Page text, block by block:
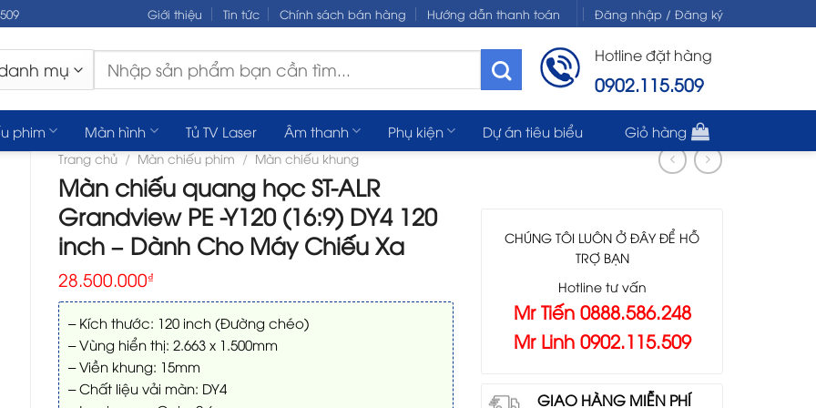
Giới thiệu Tin tức Chính sách bán hàng Hướng dẫn thanh toán Đăng nhập / Đăng ký
Tìm
kiếm:
Hotline đặt hàng
0902.115.509
phim Màn hình Tủ TV Laser Âm thanh Phụ kiện Dự án tiêu biểu Giỏ hàng
Trang chủ / Màn chiếu phim / Màn chiếu khung
Màn chiếu quang học ST-ALR
Grandview PE -Y120 (16:9) DY4 120
inch – Dành Cho Máy Chiếu Xa
28.500.000₫
– Kích thước: 120 inch (Đường chéo)
– Vùng hiển thị: 2.663 x 1.500mm
– Viền khung: 15mm
– Chất liệu vải màn: DY4
CHÚNG TÔI LUÔN Ở ĐÂY ĐỂ HỖ
TRỢ BẠN
Hotline tư vấn
Mr Tiến 0888.586.248
Mr Linh 0902.115.509
GIAO HÀNG MIỄN PHÍ